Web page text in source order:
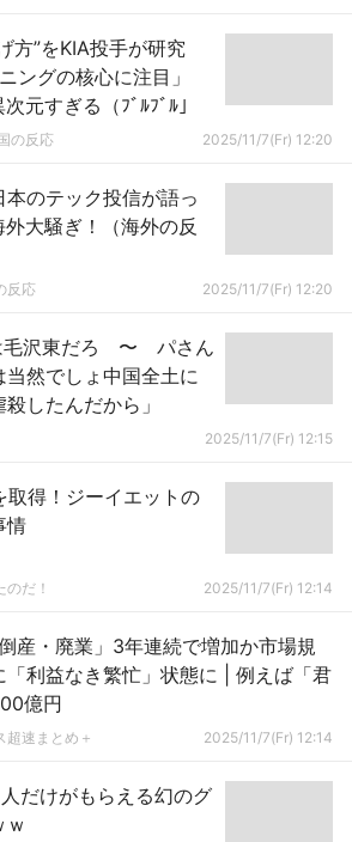
方”をKIA投手が研究
ングの核心に注目」
元すぎる（ﾌﾞﾙﾌﾞﾙ」
の反応 2025/11/7(Fr) 12:20
のテック投信が語っ
大騒ぎ！（海外の反
反応 2025/11/7(Fr) 12:20
毛沢東だろ 〜 パさん
当然でしょ中国全土に
したんだから」
2025/11/7(Fr) 12:15
取得！ジーイエットの
情
だ！ 2025/11/7(Fr) 12:14
産・廃業」3年連続で増加か市場規
なき繁忙」状態に | 例えば「君
億円
超速まとめ＋ 2025/11/7(Fr) 12:14
だけがもらえる幻のグ
ｗ